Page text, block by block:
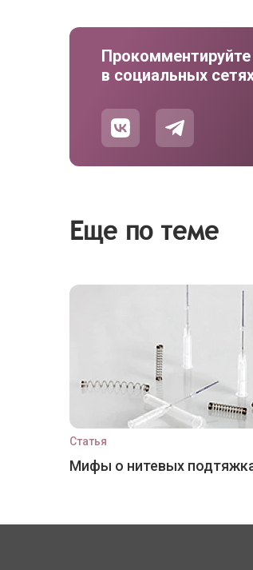
Прокомментируйте
в социальных
Еще по теме
Статья
Мифы о нитевых